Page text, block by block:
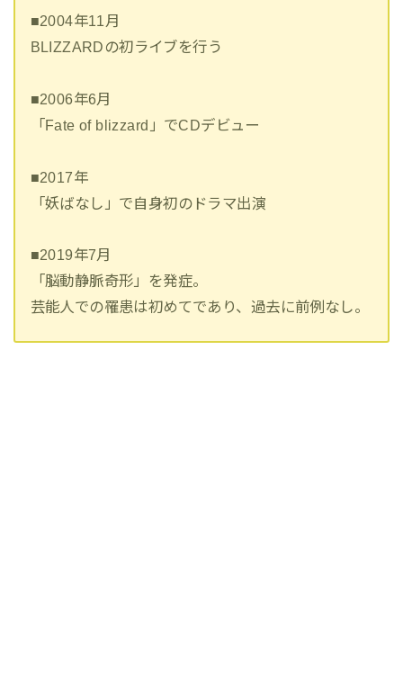
■2004年11月
BLIZZARDの初ライブを行う
■2006年6月
「Fate of blizzard」でCDデビュー
■2017年
「妖ばなし」で自身初のドラマ出演
■2019年7月
「脳動静脈奇形」を発症。
芸能人での罹患は初めてであり、過去に前例なし。